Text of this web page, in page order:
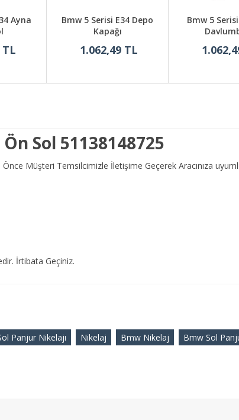
Ayna
TL
Bmw 5 Serisi E34 Depo
Kapağı
1.062,49 TL
Bmw 5
Sol 51138148725
Önce Müşteri Temsilcimizle İletişime Geçerek Aracınıza
İrtibata Geçiniz.
Panjur Nikelajı Nikelaj Bmw Nikelaj Bmw Sol